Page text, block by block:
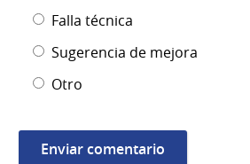
Falla técnica
Sugerencia de mejora
Otro